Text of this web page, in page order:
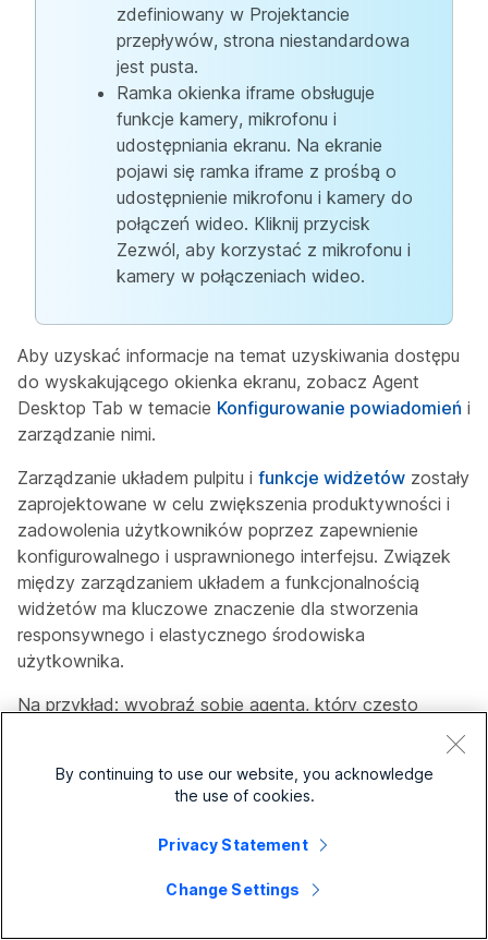
zdefiniowany w Projektancie
przepływów, strona niestandardowa
jest pusta.
Ramka okienka iframe obsługuje
funkcje kamery, mikrofonu i
udostępniania ekranu. Na ekranie
pojawi się ramka iframe z prośbą o
udostępnienie mikrofonu i kamery do
połączeń wideo. Kliknij przycisk
Zezwól, aby korzystać z mikrofonu i
kamery w połączeniach wideo.
Aby uzyskać informacje na temat uzyskiwania dostępu
do wyskakującego okienka ekranu, zobacz Agent
Desktop Tab w temacie Konfigurowanie powiadomień i
zarządzanie nimi.
Zarządzanie układem pulpitu i funkcje widżetów zostały
zaprojektowane w celu zwiększenia produktywności i
zadowolenia użytkowników poprzez zapewnienie
konfigurowalnego i usprawnionego interfejsu. Związek
między zarządzaniem układem a funkcjonalnością
widżetów ma kluczowe znaczenie dla stworzenia
responsywnego i elastycznego środowiska
użytkownika.
Na przykład: wyobraź sobie agenta, który często
używa widżetu Transkrypcja IVR, aby pomóc klientom.
Edytuj układ, aby umieścić widżet Transkrypcja
transkrypcji były widoczne.
Zresetuj układ, jeśli konieczne jest przywrócenie
By continuing to use our website, you acknowledge
the use of cookies.
Privacy Statement
Change Settings